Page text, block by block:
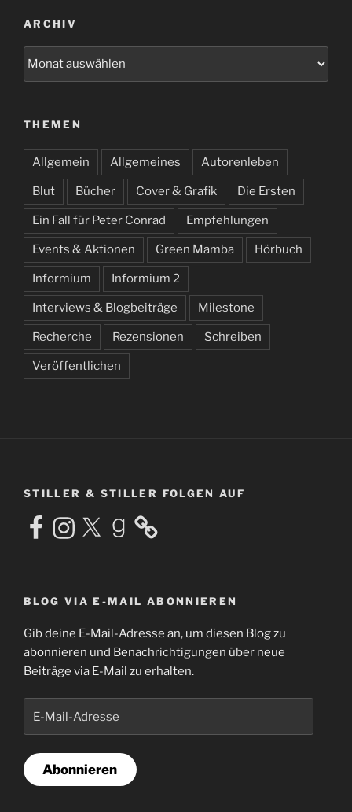
ARCHIV
THEMEN
Allgemein Allgemeines Autorenleben
Blut Bücher Cover & Grafik Die Ersten
Ein Fall für Peter Conrad Empfehlungen
Events & Aktionen Green Mamba Hörbuch
Informium Informium 2
Interviews & Blogbeiträge Milestone
Recherche Rezensionen Schreiben
Veröffentlichen
STILLER & STILLER FOLGEN AUF
FacebookInstagram
X Goodreads
BLOG VIA E-MAIL ABONNIEREN
Gib deine E-Mail-Adresse an, um diesen Blog zu
abonnieren und Benachrichtigungen über neue
Beiträge via E-Mail zu erhalten.
Mail-
Abonnieren